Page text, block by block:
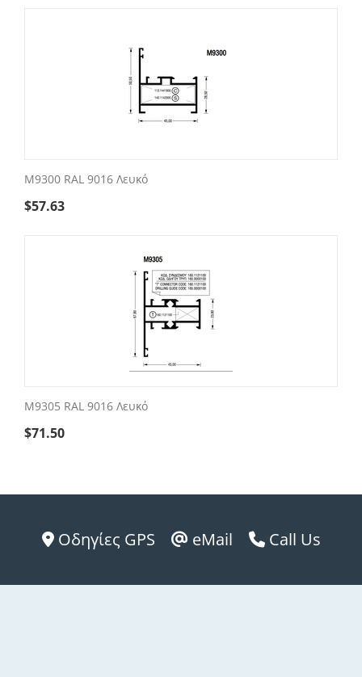
M9300 RAL 9016 Λευκό
$57.63
M9305 RAL 9016 Λευκό
$71.50
Οδηγίες GPS eMail Call Us